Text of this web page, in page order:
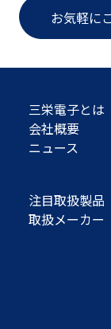
お気軽に
三栄電子とは
会社概要
ニュース
注目取扱製品
取扱メーカー